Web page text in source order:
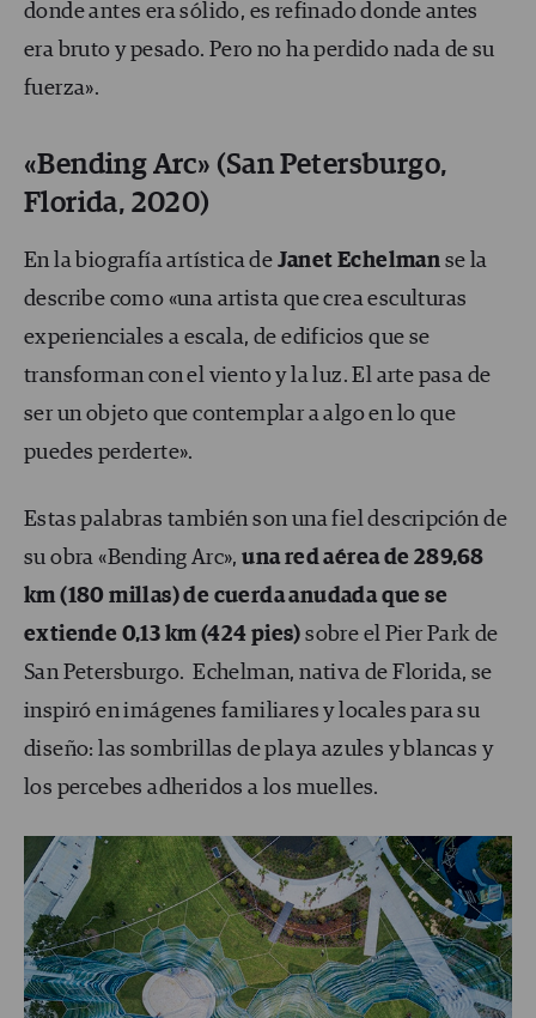
donde antes era sólido, es refinado donde antes
era bruto y pesado. Pero no ha perdido nada de su
fuerza».
«Bending Arc» (San Petersburgo,
Florida, 2020)
En la biografía artística de Janet Echelman se la
describe como «una artista que crea esculturas
experienciales a escala, de edificios que se
transforman con el viento y la luz. El arte pasa de
ser un objeto que contemplar a algo en lo que
puedes perderte».
Estas palabras también son una fiel descripción de
su obra «Bending Arc»,una red aérea de 289,68
km (180 millas) de cuerda anudada que se
extiende 0,13 km (424 pies) sobre el Pier Park de
San Petersburgo. Echelman, nativa de Florida, se
inspiró en imágenes familiares y locales para su
diseño: las sombrillas de playa azules y blancas y
los percebes adheridos a los muelles.